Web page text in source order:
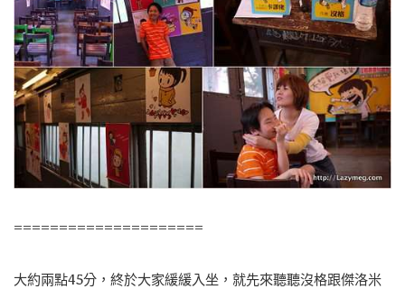
=====================
大約兩點45分，終於大家緩緩入坐，就先來聽聽沒格跟傑洛米